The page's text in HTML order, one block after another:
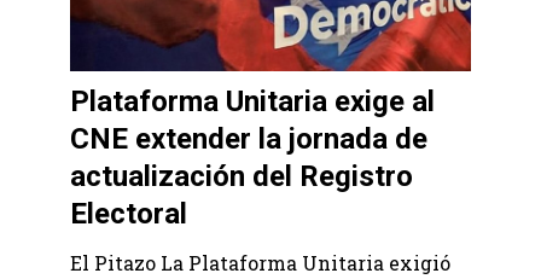
Plataforma Unitaria exige al
CNE extender la jornada de
actualización del Registro
Electoral
El Pitazo La Plataforma Unitaria exigió